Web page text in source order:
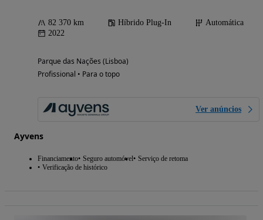
82 370 km Híbrido Plug-In
Automática
2022
Parque das Nações (Lisboa)
Profissional • Para o topo
Ver anúncios
Ayvens
Financiamento Seguro automóvel
Serviço de retoma
Verificação de histórico